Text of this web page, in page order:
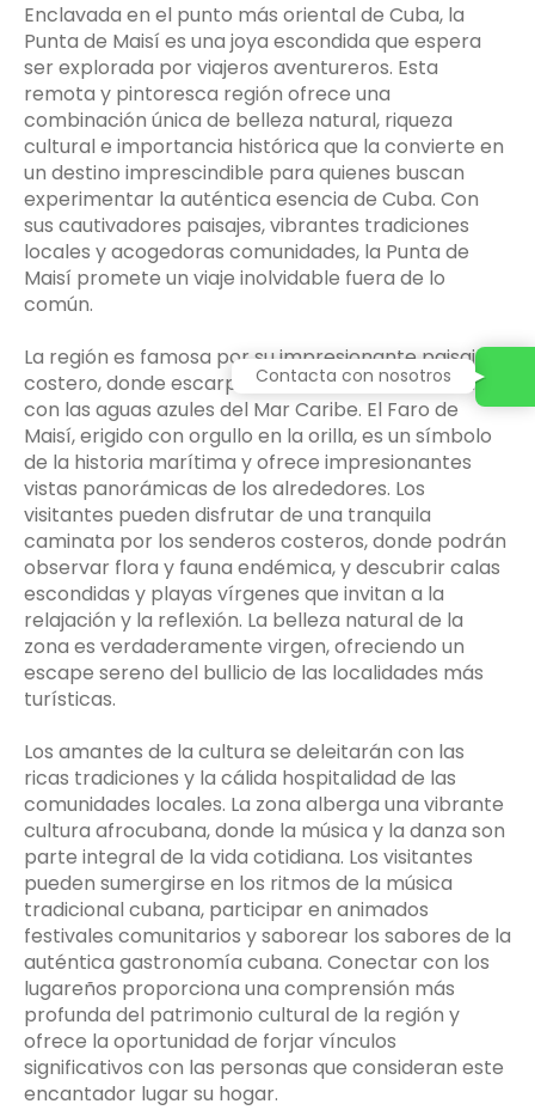
Enclavada en el punto más oriental de Cuba, la
Punta de Maisí es una joya escondida que espera
ser explorada por viajeros aventureros. Esta
remota y pintoresca región ofrece una
combinación única de belleza natural, riqueza
cultural e importancia histórica que la convierte en
un destino imprescindible para quienes buscan
experimentar la auténtica esencia de Cuba. Con
sus cautivadores paisajes, vibrantes tradiciones
locales y acogedoras comunidades, la Punta de
Maisí promete un viaje inolvidable fuera de lo
común.
La región es famosa por su impresionante paisaje
costero, donde escarpados acantilados se unen
con las aguas azules del Mar Caribe. El Faro de
Maisí, erigido con orgullo en la orilla, es un símbolo
de la historia marítima y ofrece impresionantes
vistas panorámicas de los alrededores. Los
visitantes pueden disfrutar de una tranquila
caminata por los senderos costeros, donde podrán
observar flora y fauna endémica, y descubrir calas
escondidas y playas vírgenes que invitan a la
relajación y la reflexión. La belleza natural de la
zona es verdaderamente virgen, ofreciendo un
escape sereno del bullicio de las localidades más
turísticas.
Los amantes de la cultura se deleitarán con las
ricas tradiciones y la cálida hospitalidad de las
comunidades locales. La zona alberga una vibrante
cultura afrocubana, donde la música y la danza son
parte integral de la vida cotidiana. Los visitantes
pueden sumergirse en los ritmos de la música
tradicional cubana, participar en animados
festivales comunitarios y saborear los sabores de la
auténtica gastronomía cubana. Conectar con los
lugareños proporciona una comprensión más
profunda del patrimonio cultural de la región y
ofrece la oportunidad de forjar vínculos
significativos con las personas que consideran este
encantador lugar su hogar.
Contacta con nosotros